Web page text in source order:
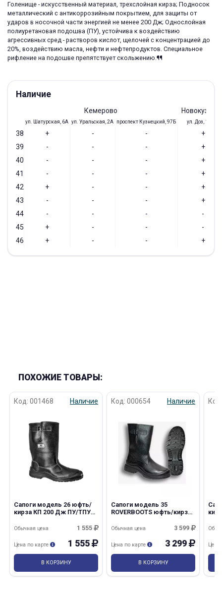
Голенище - искусственный материал, трехслойная кирза; Подносок
металлический с антикоррозийным покрытием, для защиты от
ударов в носочной части энергией не менее 200 Дж; Однослойная
полиуретановая подошва (ПУ), устойчива к воздействию
агрессивных сред - растворов кислот, щелочей с концентрацией до
20%, воздействию масла, нефти и нефтепродуктов. Специальное
рифление на подошве препятствует скольжению.¶¶
Наличие
Кемерово
ул. Шатурская, 6А ул. Уральская, 2А проспект Кузнецкий, 97Б ул. Доз, 19/28
38 + - -
+
39
- - -
+
40
- - -
+
41
- - -
+
42
+ - -
+
43
- - -
+
44
- - -
-
45
+ - -
-
46
+ - - +
ПОХОЖИЕ ТОВАРЫ:
Код: 001468 Наличие
Сапоги модель 26 юфть/
кирза КП 200 Дж ПУ/ТПУ
1 555
Обычная цена
1 555
Цена по карте
В КОРЗИНУ
Код: 000654 Наличие
Сапоги модель 35
ROVERBOOTS юфть/кирза,
3 599
Обычная цена
3 299
Цена по карте
В КОРЗИНУ
Цена